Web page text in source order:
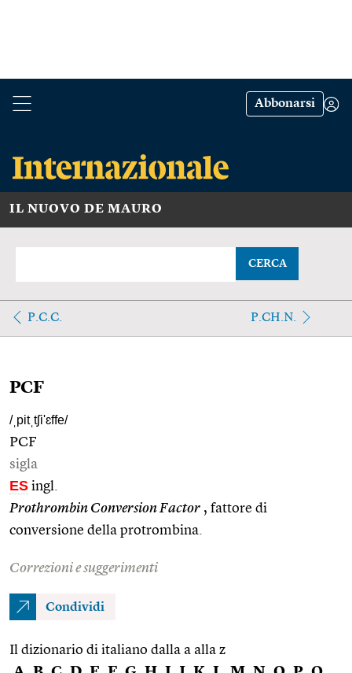
Abbonarsi
IL NUOVO DE MAURO
CERCA
P.C.C. P.CH.N.
PCF
/ˌpitˌtʃi'ɛffe/
PCF
sigla
ES ingl.
Prothrombin Conversion Factor , fattore di
conversione della protrombina.
Correzioni e suggerimenti
Condividi
Il dizionario di italiano dalla a alla z